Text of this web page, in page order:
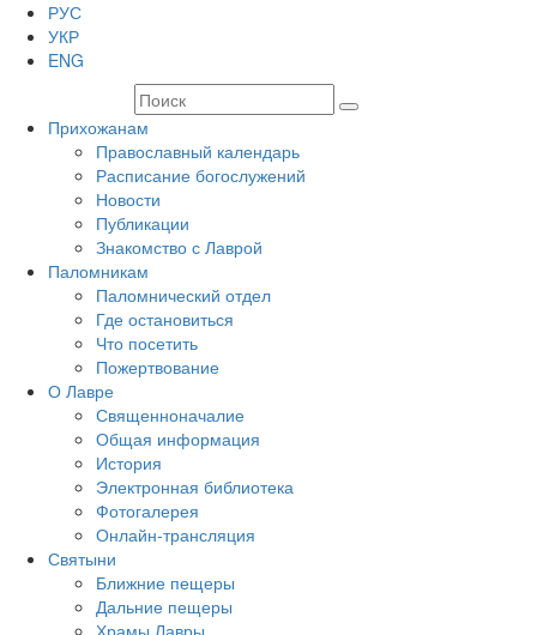
РУС
УКР
ENG
Прихожанам
Православный календарь
Расписание богослужений
Новости
Публикации
Знакомство с Лаврой
Паломникам
Паломнический отдел
Где остановиться
Что посетить
Пожертвование
О Лавре
Священноначалие
Общая информация
История
Электронная библиотека
Фотогалерея
Онлайн-трансляция
Святыни
Ближние пещеры
Дальние пещеры
Храмы Лавры